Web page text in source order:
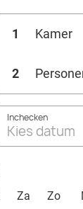
1 Kamer
2
Inchecken
Kies datum
Za Zo